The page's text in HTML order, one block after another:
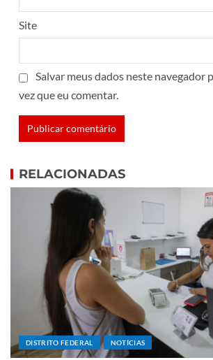
Site
Salvar meus dados neste navegador
vez que eu comentar.
RELACIONADAS
DISTRITO FEDERAL NOTÍCIAS